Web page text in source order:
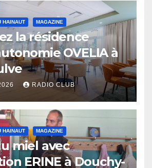
HAINAUT MAGAZINE
la résidence
OVELIA à
RADIO CLUB
HAINAUT MAGAZINE
miel avec
ERINE à Douchy-